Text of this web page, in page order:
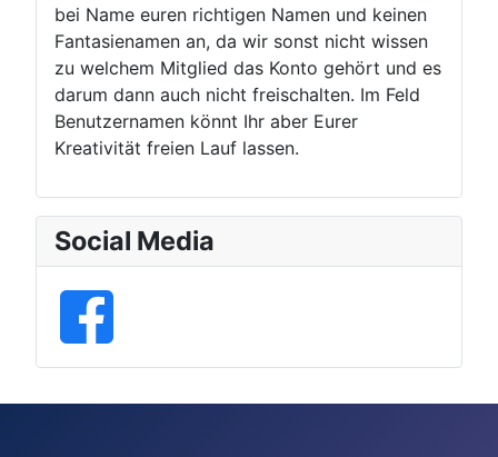
bei Name euren richtigen Namen und keinen
Fantasienamen an, da wir sonst nicht wissen
zu welchem Mitglied das Konto gehört und es
darum dann auch nicht freischalten. Im Feld
Benutzernamen könnt Ihr aber Eurer
Kreativität freien Lauf lassen.
Social Media